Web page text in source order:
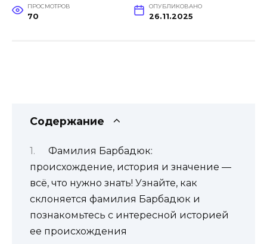
ПРОСМОТРОВ
70
ОПУБЛИКОВАНО
26.11.2025
Содержание
Фамилия Барбадюк:
происхождение, история и значение —
всё, что нужно знать! Узнайте, как
склоняется фамилия Барбадюк и
познакомьтесь с интересной историей
ее происхождения